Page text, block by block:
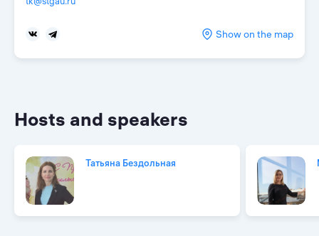
Show on the map
Hosts and speakers
Татьяна Бездольная